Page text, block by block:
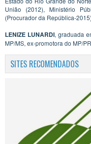
União (2012), Ministério
(Procurador da República-
LENIZE LUNARDI, graduada
MP/MS, ex-promotora do MP/
SITES RECOMENDADOS